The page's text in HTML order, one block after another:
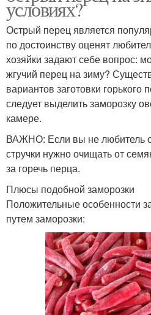
условиях?
Острый перец является
по достоинству оценят
хозяйки задают себе вопрос:
жгучий перец на зиму?
вариантов заготовки горького
следует выделить заморозку
камере.
ВАЖНО: Если вы не любитель
стручки нужно очищать от
за горечь перца.
Плюсы подобной заморозки
Положительные особенности
путем заморозки: